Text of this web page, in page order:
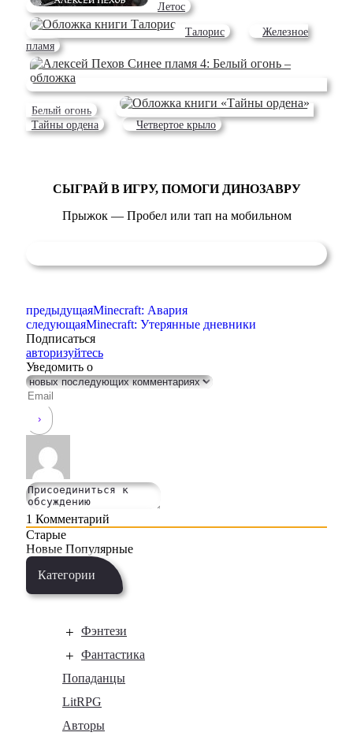
Летос
Талорис
Железное
пламя
Белый огонь
Тайны ордена
Четвертое крыло
СЫГРАЙ В ИГРУ, ПОМОГИ ДИНОЗАВРУ
Прыжок — Пробел или тап на мобильном
предыдущаяMinecraft: Авария
следующаяMinecraft: Утерянные дневники
Подписаться
авторизуйтесь
Уведомить о
1 Комментарий
Старые
Новые Популярные
Категории
Фэнтези
Фантастика
Попаданцы
LitRPG
Авторы